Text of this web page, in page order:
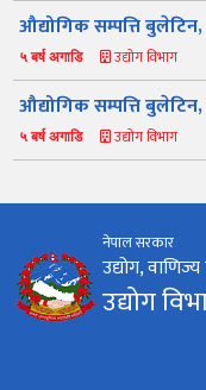
औद्योगिक सम्पत्ति
५ बर्ष अगाडि उद्योग विभाग
औद्योगिक सम्पत्ति
५ बर्ष अगाडि उद्योग विभाग
नेपाल सरकार
उद्योग,
उद्योग